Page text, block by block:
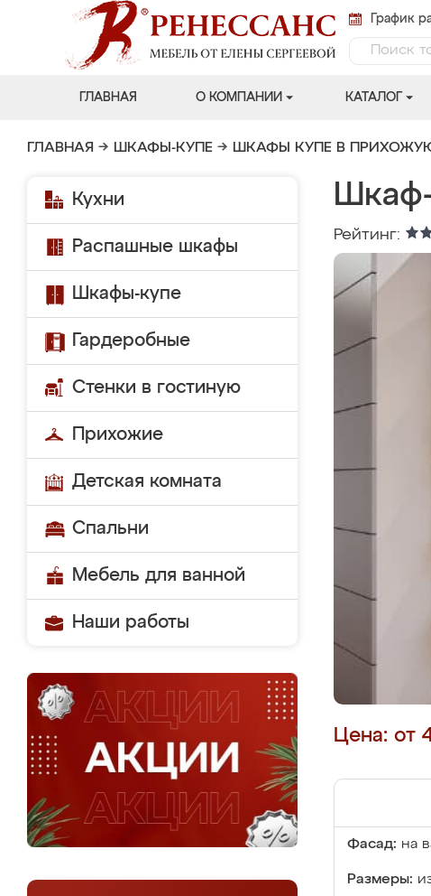
График
ГЛАВНАЯ О КОМПАНИИ КАТАЛОГ
ГЛАВНАЯ → ШКАФЫ-КУПЕ → ШКАФЫ КУПЕ В
Кухни
Распашные шкафы
Шкафы-купе
Гардеробные
Стенки в гостиную
Прихожие
Детская комната
Спальни
Мебель для ванной
Наши работы
Рейтинг:
Цена: от
Фасад: на
Размеры: